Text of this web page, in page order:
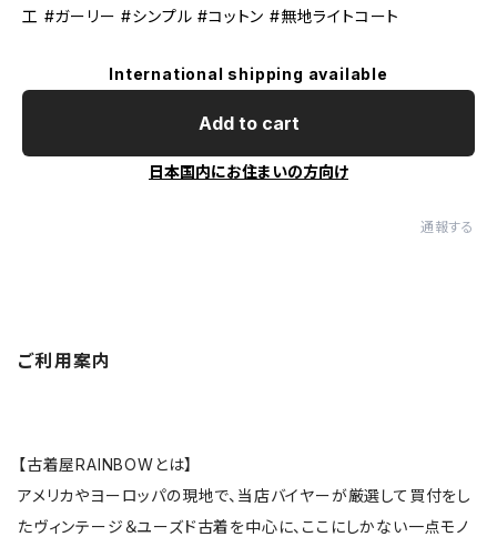
工 #ガーリー #シンプル #コットン #無地ライトコート
International shipping available
Add to cart
日本国内にお住まいの方向け
通報する
ご利用案内
【古着屋RAINBOWとは】
アメリカやヨーロッパの現地で、当店バイヤーが厳選して買付をし
たヴィンテージ＆ユーズド古着を中心に、ここにしかない一点モノ